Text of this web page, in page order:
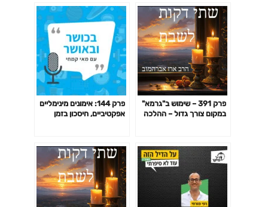
פרק 391 – שימוש ב"גרמא"
במקום צורך גדול – ההלכה
פרק 144: אימונים מינימליים
אפקטיביים, חיסכון בזמן